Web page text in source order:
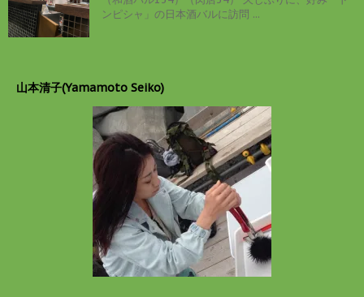
ンピシャ」の日本酒バルに訪問 ...
山本清子(Yamamoto Seiko)